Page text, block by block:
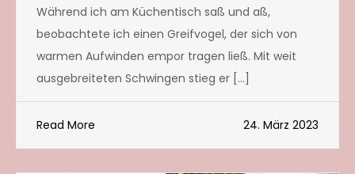
Während ich am Küchentisch saß und aß,
beobachtete ich einen Greifvogel, der sich von
warmen Aufwinden empor tragen ließ. Mit weit
ausgebreiteten Schwingen stieg er […]
Read More 24. März 2023